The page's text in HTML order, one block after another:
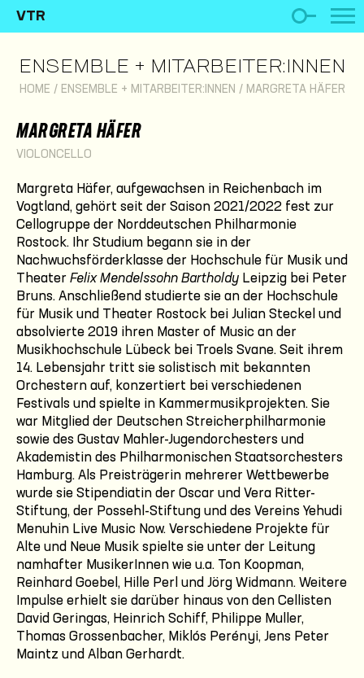
VTR
ENSEMBLE + MITARBEITER:INNEN
HOME / ENSEMBLE + MITARBEITER:INNEN / MARGRETA HÄFER
MARGRETA HÄFER
VIOLONCELLO
Margreta Häfer, aufgewachsen in Reichenbach im
Vogtland, gehört seit der Saison 2021/2022 fest zur
Cellogruppe der Norddeutschen Philharmonie
Rostock. Ihr Studium begann sie in der
Nachwuchsförderklasse der Hochschule für Musik und
Theater Felix Mendelssohn Bartholdy Leipzig bei Peter
Bruns. Anschließend studierte sie an der Hochschule
für Musik und Theater Rostock bei Julian Steckel und
absolvierte 2019 ihren Master of Music an der
Musikhochschule Lübeck bei Troels Svane. Seit ihrem
14. Lebensjahr tritt sie solistisch mit bekannten
Orchestern auf, konzertiert bei verschiedenen
Festivals und spielte in Kammermusikprojekten. Sie
war Mitglied der Deutschen Streicherphilharmonie
sowie des Gustav Mahler-Jugendorchesters und
Akademistin des Philharmonischen Staatsorchesters
Hamburg. Als Preisträgerin mehrerer Wettbewerbe
wurde sie Stipendiatin der Oscar und Vera Ritter-
Stiftung, der Possehl-Stiftung und des Vereins Yehudi
Menuhin Live Music Now. Verschiedene Projekte für
Alte und Neue Musik spielte sie unter der Leitung
namhafter MusikerInnen wie u.a. Ton Koopman,
Reinhard Goebel, Hille Perl und Jörg Widmann. Weitere
Impulse erhielt sie darüber hinaus von den Cellisten
David Geringas, Heinrich Schiff, Philippe Muller,
Thomas Grossenbacher, Miklós Perényi, Jens Peter
Maintz und Alban Gerhardt.